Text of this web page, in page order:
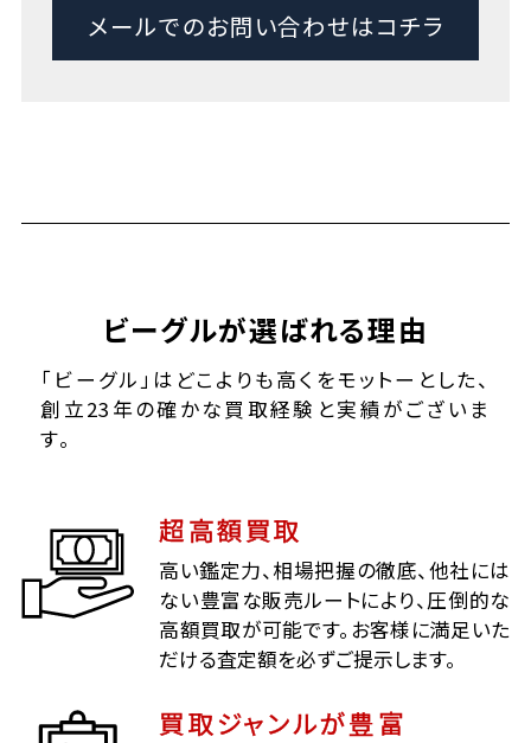
メールでのお問い合わせはコチラ
ビーグルが選ばれる理由
「ビーグル」はどこよりも高くをモットーとした、
創立23年の確かな買取経験と実績がございま
す。
超高額買取
高い鑑定力、相場把握の徹底、他社には
ない豊富な販売ルートにより、圧倒的な
高額買取が可能です。お客様に満足いた
だける査定額を必ずご提示します。
買取ジャンルが豊富